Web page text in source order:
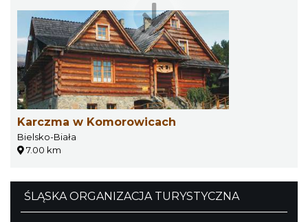
Karczma w Komorowicach
Bielsko-Biała
7.00 km
ŚLĄSKA ORGANIZACJA TURYSTYCZNA